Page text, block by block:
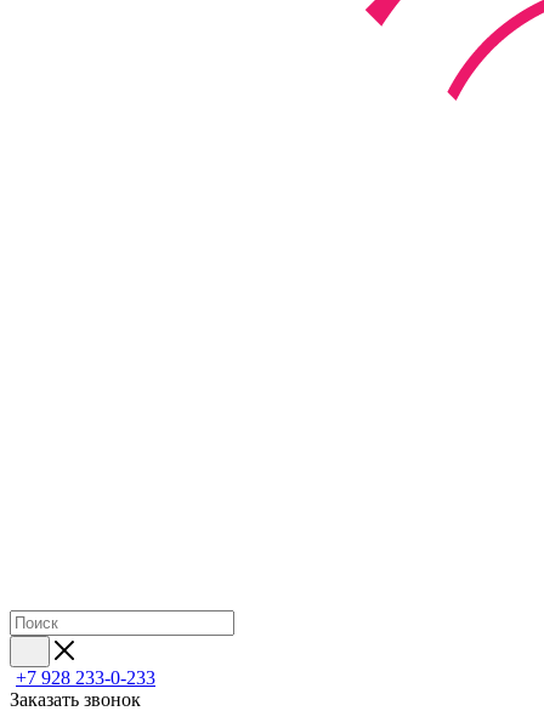
+7 928 233-0-233
Заказать звонок